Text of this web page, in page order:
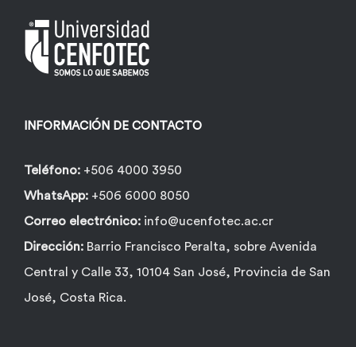
INFORMACIÓN DE CONTACTO
Teléfono: +506 4000 3950
WhatsApp: +506 6000 8050
Correo electrónico: info@ucenfotec.ac.cr
Dirección: Barrio Francisco Peralta, sobre Avenida
Central y Calle 33, 10104 San José, Provincia de San
José, Costa Rica.